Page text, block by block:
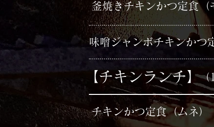
釜焼きチキンかつ定食（
味噌ジャンボチキンかつ
【チキンランチ】（
チキンかつ定食（ムネ）